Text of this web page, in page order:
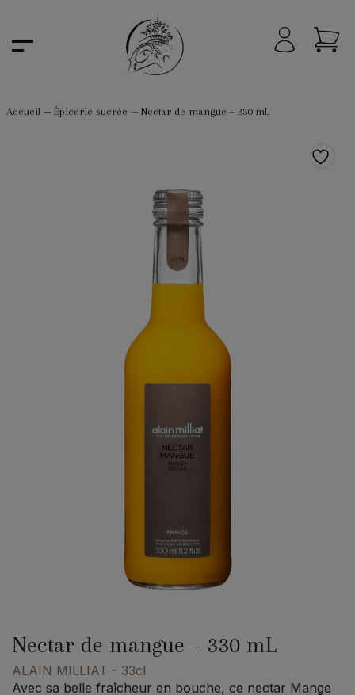
Accueil— Épicerie sucrée — Nectar de mangue – 330 mL
Nectar de mangue – 330 mL
ALAIN MILLIAT - 33cl
Avec sa belle fraîcheur en bouche, ce nectar Mange